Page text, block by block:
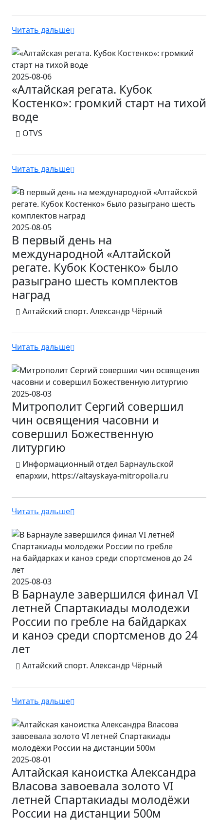
Читать дальше
2025-08-06
«Алтайская регата. Кубок
Костенко»: громкий старт на тихой
воде
OTVS
Читать дальше
2025-08-05
В первый день на
международной «Алтайской
регате. Кубок Костенко» было
разыграно шесть комплектов
наград
Алтайский спорт. Александр Чёрный
Читать дальше
2025-08-03
Митрополит Сергий совершил
чин освящения часовни и
совершил Божественную
литургию
Информационный отдел Барнаульской
епархии, https://altayskaya-mitropolia.ru
Читать дальше
2025-08-03
В Барнауле завершился финал VI
летней Спартакиады молодежи
России по гребле на байдарках
и каноэ среди спортсменов до 24
лет
Алтайский спорт. Александр Чёрный
Читать дальше
2025-08-01
Алтайская каноистка Александра
Власова завоевала золото VI
летней Спартакиады молодёжи
России на дистанции 500м